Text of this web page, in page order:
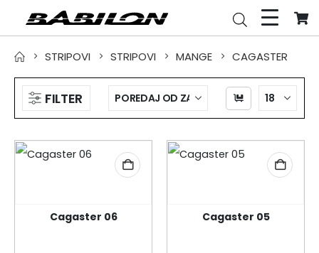
STRIPOVI STRIPOVI MANGE CAGASTER
FILTER
Cagaster 06 Cagaster 05